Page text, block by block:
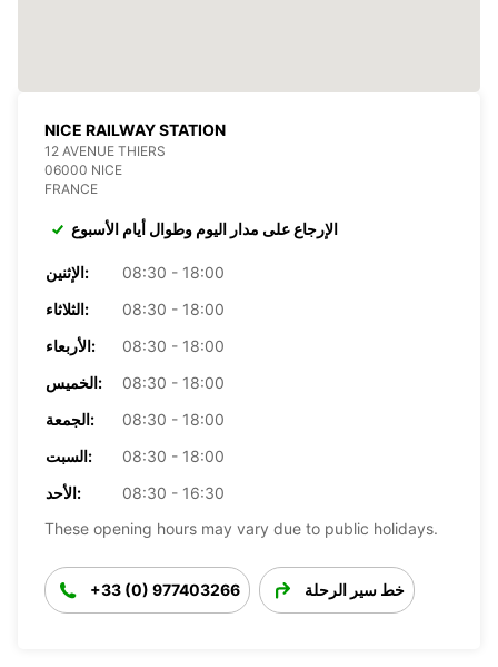
NICE RAILWAY STATION
12 AVENUE THIERS
06000 NICE
FRANCE
الإرجاع على مدار اليوم وطوال أيام الأسبوع
الإثنين:
08:30 - 18:00
الثلاثاء:
08:30 - 18:00
الأربعاء:
08:30 - 18:00
الخميس:
08:30 - 18:00
الجمعة:
08:30 - 18:00
السبت:
08:30 - 18:00
الأحد:
08:30 - 16:30
These opening hours may vary due to public holidays.
+33 (0) 977403266 خط سير الرحلة